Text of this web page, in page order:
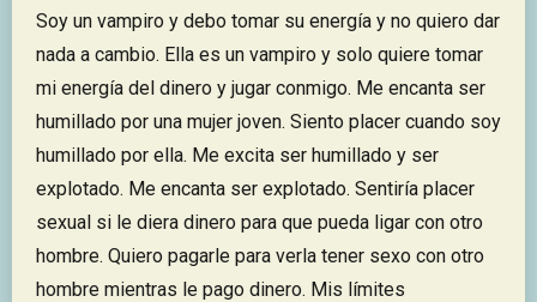
Soy un vampiro y debo tomar su energía y no quiero dar
nada a cambio. Ella es un vampiro y solo quiere tomar
mi energía del dinero y jugar conmigo. Me encanta ser
humillado por una mujer joven. Siento placer cuando soy
humillado por ella. Me excita ser humillado y ser
explotado. Me encanta ser explotado. Sentiría placer
sexual si le diera dinero para que pueda ligar con otro
hombre. Quiero pagarle para verla tener sexo con otro
hombre mientras le pago dinero. Mis límites